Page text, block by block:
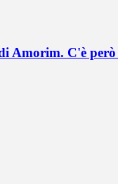
Amorim. C'è